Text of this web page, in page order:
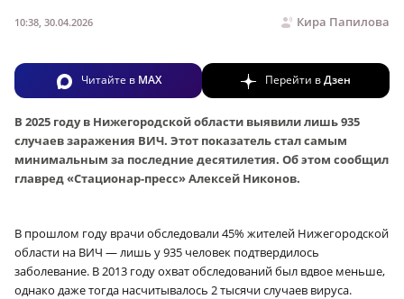
Кира Папилова
10:38, 30.04.2026
Читайте в MAX Перейти вДзен
В 2025 году в Нижегородской области выявили лишь 935
случаев заражения ВИЧ. Этот показатель стал самым
минимальным за последние десятилетия. Об этом сообщил
главред «Стационар-пресс» Алексей Никонов.
В прошлом году врачи обследовали 45% жителей Нижегородской
области на ВИЧ — лишь у 935 человек подтвердилось
заболевание. В 2013 году охват обследований был вдвое меньше,
однако даже тогда насчитывалось 2 тысячи случаев вируса.